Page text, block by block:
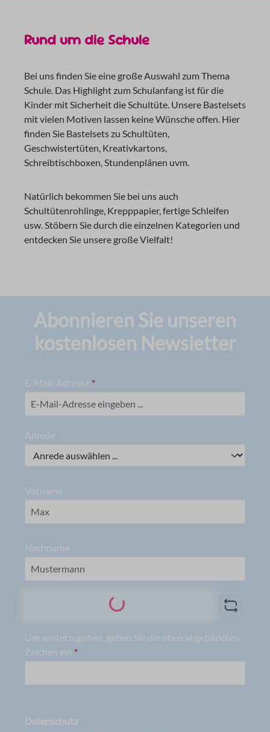
Rund um die Schule
Bei uns finden Sie eine große Auswahl zum Thema
Schule. Das Highlight zum Schulanfang ist für die
Kinder mit Sicherheit die Schultüte. Unsere Bastelsets
mit vielen Motiven lassen keine Wünsche offen. Hier
finden Sie Bastelsets zu Schultüten,
Geschwistertüten, Kreativkartons,
Schreibtischboxen, Stundenplänen uvm.
Natürlich bekommen Sie bei uns auch
Schultütenrohlinge, Krepppapier, fertige Schleifen
usw. Stöbern Sie durch die einzelnen Kategorien und
entdecken Sie unsere große Vielfalt!
Abonnieren Sie unseren
kostenlosen Newsletter
E-Mail-Adresse *
Anrede
Vorname
Nachname
Loading...
Um weiterzugehen, geben Sie die oben abgebildeten
Zeichen ein *
Datenschutz